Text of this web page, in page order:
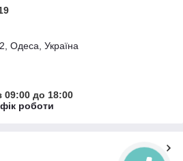
Одеса, Україна
09:00 до 18:00
роботи